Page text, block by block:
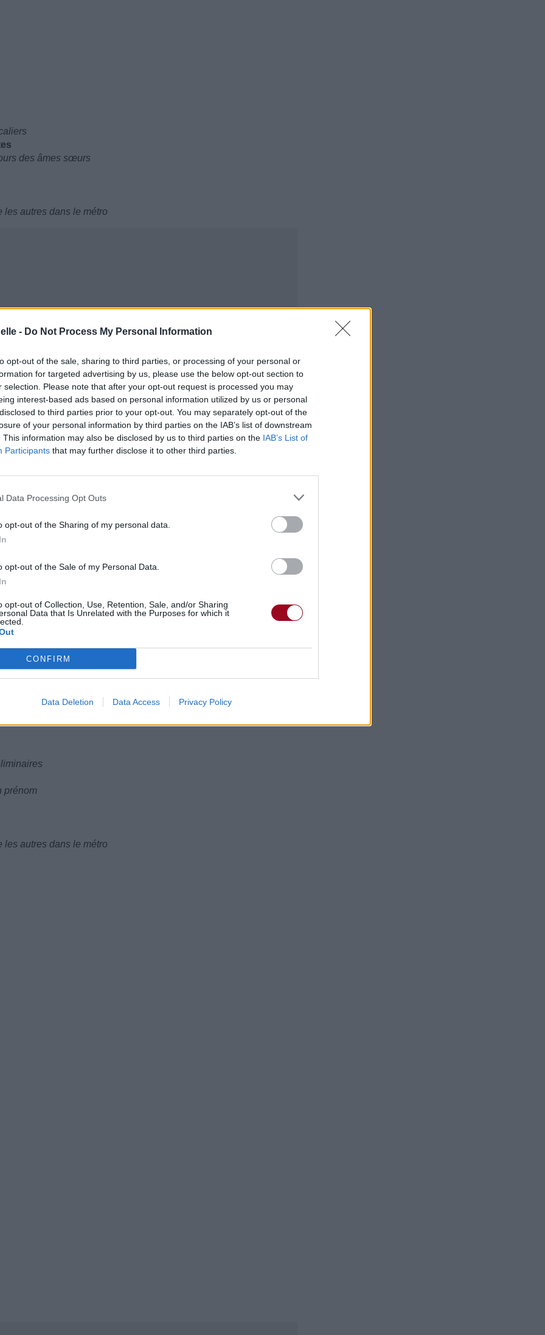
- Do Not Process My Personal Information
opt-out of the sale, sharing to third parties, or processing of your personal or
for targeted advertising by us, please use the below opt-out section to
selection. Please note that after your opt-out request is processed you may
interest-based ads based on personal information utilized by us or personal
to third parties prior to your opt-out. You may separately opt-out of the
of your personal information by third parties on the IAB’s list of downstream
This information may also be disclosed by us to third parties on the IAB’s List of
Participants that may further disclose it to other third parties.
Data Processing Opt Outs
opt-out of the Sharing of my personal data.
opt-out of the Sale of my Personal Data.
opt-out of Collection, Use, Retention, Sale, and/or Sharing
Data that Is Unrelated with the Purposes for which it
CONFIRM
Data Deletion Data Access Privacy Policy
des âmes sœurs
les autres dans le métro
ain't gone
n'est pas parti
prénom
les autres dans le métro